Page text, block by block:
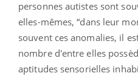
personnes autistes sont
elles-mêmes, “dans leur
souvent ces anomalies, il
nombre d'entre elles
aptitudes sensorielles